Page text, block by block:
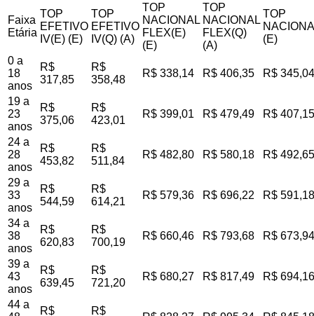
Faixa
Etária
TOP
EFETIVO
IV(E) (E)
TOP
EFETIVO
IV(Q) (A)
TOP
NACIONAL
FLEX(E)
(E)
TOP
NACIONAL
FLEX(Q)
(A)
TOP
(E)
0 a
18
anos
R$
317,85
R$
358,48
R$ 338,14 R$ 406,35 R$ 345,04
19 a
23
anos
R$
375,06
R$
423,01
R$ 399,01 R$ 479,49 R$ 407,15
24 a
28
anos
R$
453,82
R$
511,84
R$ 482,80 R$ 580,18 R$ 492,65
29 a
33
anos
R$
544,59
R$
614,21
R$ 579,36 R$ 696,22 R$ 591,18
34 a
38
anos
R$
620,83
R$
700,19
R$ 660,46 R$ 793,68 R$ 673,94
39 a
43
anos
R$
639,45
R$
721,20
R$ 680,27 R$ 817,49 R$ 694,16
44 a
R$ R$